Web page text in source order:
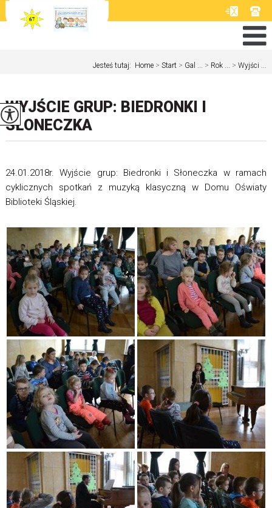
Jesteś tutaj: Home > Start > Gal ... > Rok ... > Wyjści ...
WYJŚCIE GRUP: BIEDRONKI I
SŁONECZKA
24.01.2018r. Wyjście grup: Biedronki i Słoneczka w ramach
cyklicznych spotkań z muzyką klasyczną w Domu Oświaty
Biblioteki Śląskiej.